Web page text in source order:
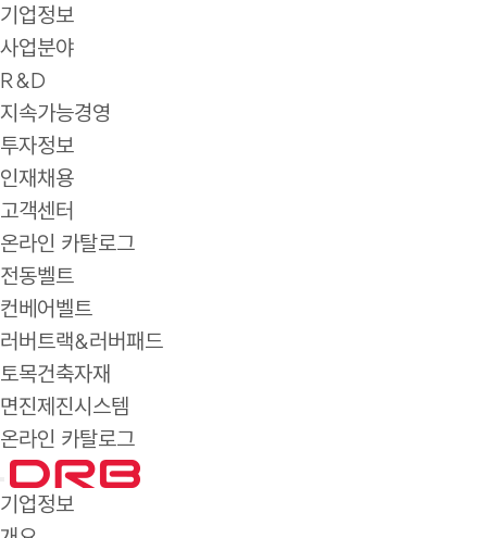
기업정보
사업분야
R&D
지속가능경영
투자정보
인재채용
고객센터
온라인 카탈로그
전동벨트
컨베어벨트
러버트랙&러버패드
토목건축자재
면진제진시스템
온라인 카탈로그
기업정보